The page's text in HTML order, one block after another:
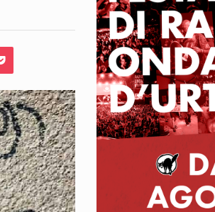
ඉහළ ගොස් තිබේ. ඒ…
වැව" නම් නකතාවක්…
නිහඬව සිටින ලෙස තමාට
ප්‍රනාන්දු විශේෂ ත්‍රිපුද්ගල මහාධිකරණය
මොහොතක සිංහාවලෝකනයකි .කෙටි
තිබුණු ප්‍රධාන සටන් පාඨයක් වූවේ…